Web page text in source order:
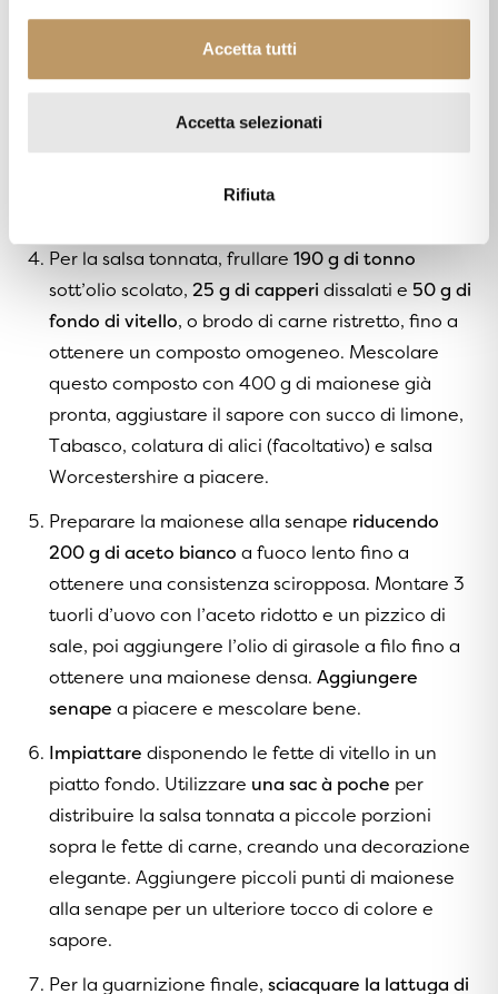
Accetta tutti
Accetta selezionati
Rifiuta
lentamente l’acqua fino a circa 60-70°C e
rimuovere l’alga prima che l’acqua inizi a bollire.
Aggiungere30 g di katsuobushi(fiocchi di bonito
essiccato) all’acqua e lasciare in infusione per 5
minuti.Filtrare il brodoe, se desiderato,
aggiungere 10 gocce di salsa di soia e 5 gocce di
Per la salsa tonnata, frullare 190 g di tonno
sott’olio scolato, 25 g di capperi dissalati e 50 g di
fondo di vitello, o brodo di carne ristretto, fino a
ottenere un composto omogeneo. Mescolare
questo composto con 400 g di maionese già
pronta, aggiustare il sapore con succo di limone,
Tabasco, colatura di alici (facoltativo) e salsa
Worcestershire a piacere.
Preparare la maionese alla senape riducendo
200 g di aceto bianco a fuoco lento fino a
ottenere una consistenza sciropposa. Montare 3
tuorli d’uovo con l’aceto ridotto e un pizzico di
sale, poi aggiungere l’olio di girasole a filo fino a
ottenere una maionese densa. Aggiungere
senape a piacere e mescolare bene.
Impiattare disponendo le fette di vitello in un
piatto fondo. Utilizzare una sac à poche per
distribuire la salsa tonnata a piccole porzioni
sopra le fette di carne, creando una decorazione
elegante. Aggiungere piccoli punti di maionese
alla senape per un ulteriore tocco di colore e
sapore.
Per la guarnizione finale, sciacquare la lattuga di